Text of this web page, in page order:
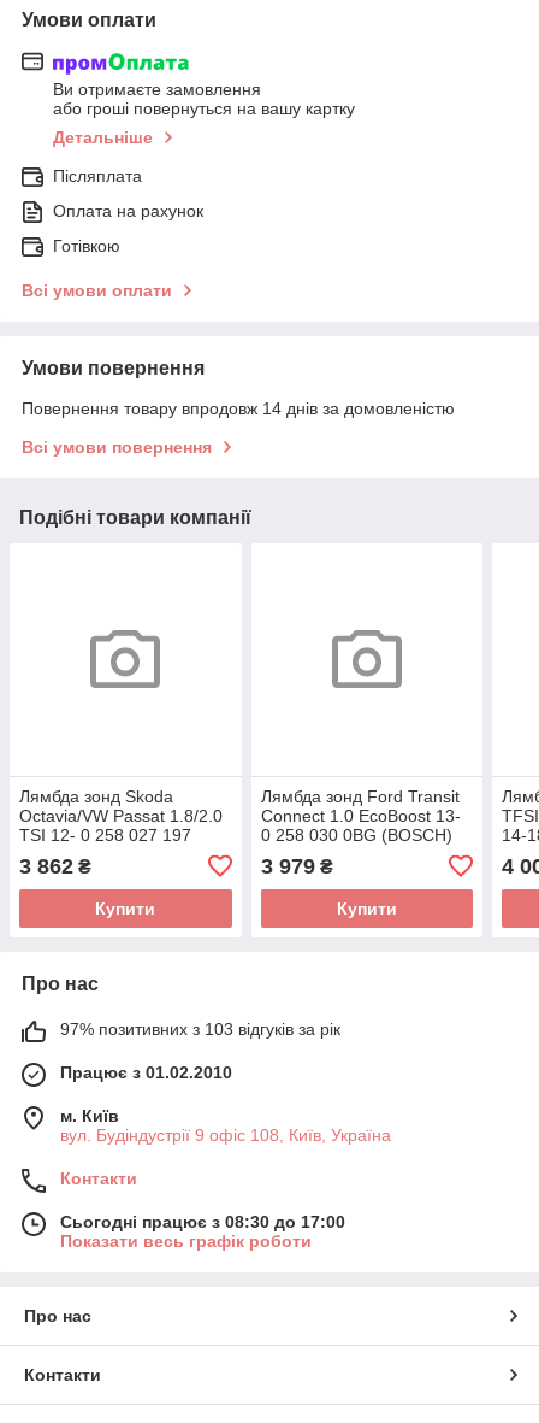
Умови оплати
Ви отримаєте замовлення
або гроші повернуться на вашу картку
Детальніше
Післяплата
Оплата на рахунок
Готівкою
Всі умови оплати
Умови повернення
Повернення товару впродовж 14 днів за домовленістю
Всі умови повернення
Подібні товари компанії
Лямбда зонд Skoda
Octavia/VW Passat 1.8/2.0
TSI 12- 0 258 027 197
3 862 ₴
Купити
Лямбда зонд Ford Transit
Connect 1.0 EcoBoost 13-
0 258 030 0BG (BOSCH)
3 979₴
Купити
14-
4
Про нас
97% позитивних з 103 відгуків за рік
Працює з 01.02.2010
м. Київ
вул. Будіндустрії 9 офіс 108, Київ, Україна
Контакти
Сьогодні працює з 08:30 до 17:00
Показати весь графік роботи
Про нас
Контакти